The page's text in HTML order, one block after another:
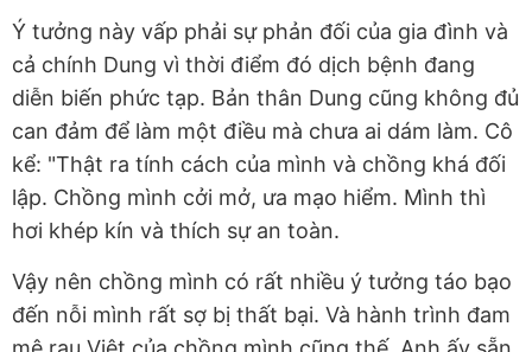
Ý tưởng này vấp phải sự phản đối của gia đình và
cả chính Dung vì thời điểm đó dịch bệnh đang
diễn biến phức tạp. Bản thân Dung cũng không đủ
can đảm để làm một điều mà chưa ai dám làm. Cô
kể: "Thật ra tính cách của mình và chồng khá đối
lập. Chồng mình cởi mở, ưa mạo hiểm. Mình thì
hơi khép kín và thích sự an toàn.
Vậy nên chồng mình có rất nhiều ý tưởng táo bạo
đến nỗi mình rất sợ bị thất bại. Và hành trình đam